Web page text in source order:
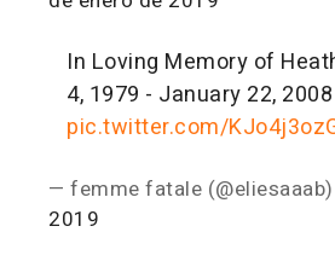
In Loving Memory of
4, 1979 - January 22, 2008
pic.twitter.com/
— femme fatale (@eliesaaab)
2019